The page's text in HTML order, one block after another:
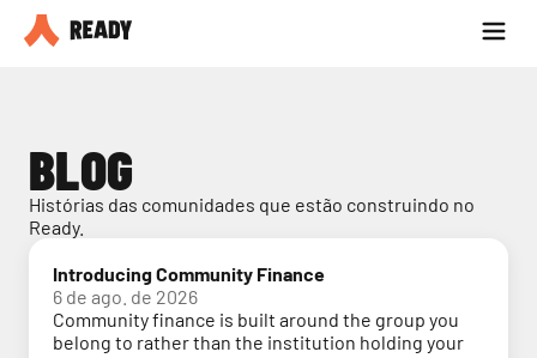
Seja parceiro
BLOG
Histórias das comunidades que estão construindo no
Ready.
Introducing Community Finance
6 de ago. de 2026
Community finance is built around the group you
belong to rather than the institution holding your